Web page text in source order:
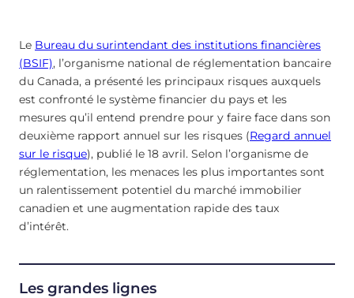
Le Bureau du surintendant des institutions financières
(BSIF), l’organisme national de réglementation bancaire
du Canada, a présenté les principaux risques auxquels
est confronté le système financier du pays et les
mesures qu’il entend prendre pour y faire face dans son
deuxième rapport annuel sur les risques (Regard annuel
sur le risque), publié le 18 avril. Selon l’organisme de
réglementation, les menaces les plus importantes sont
un ralentissement potentiel du marché immobilier
canadien et une augmentation rapide des taux
d’intérêt.
Les grandes lignes